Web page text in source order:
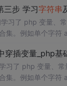
三步 学习字符串
学习了 php 变量、
集。例如单个字符
单引号符。例如值
穿插变量_php基
习了 php 变量、
集。例如单个字符